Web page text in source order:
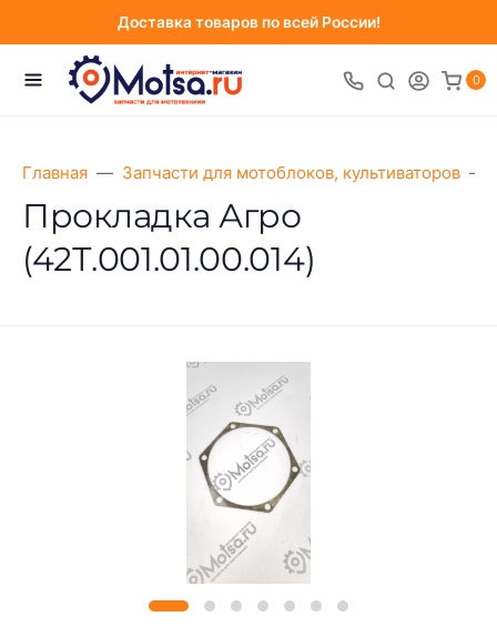
Доставка товаров по всей России!
0
Главная Запчасти для мотоблоков, культиваторов
Прокладка Агро
(42Т.001.01.00.014)